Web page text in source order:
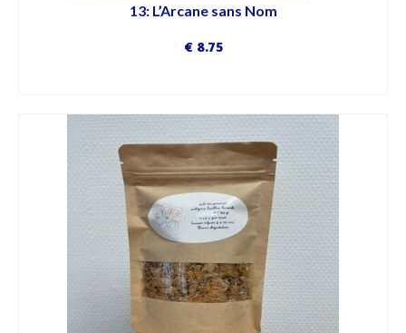
13: L’Arcane sans Nom
€8.75